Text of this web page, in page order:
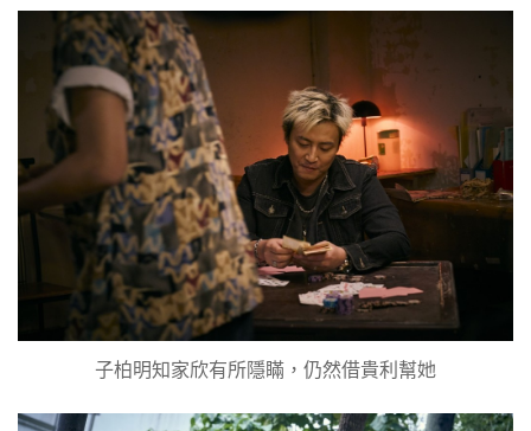
子柏明知家欣有所隱瞞，仍然借貴利幫她